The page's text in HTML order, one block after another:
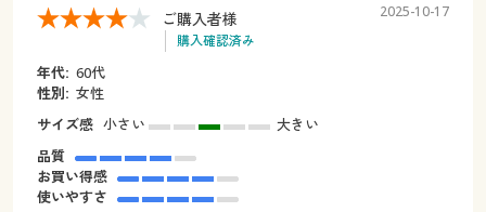
ご購入者様
購入確認済み
2025-10-17
年代: 60代
性別: 女性
サイズ感 小さい
大きい
品質
お買い得感
使いやすさ